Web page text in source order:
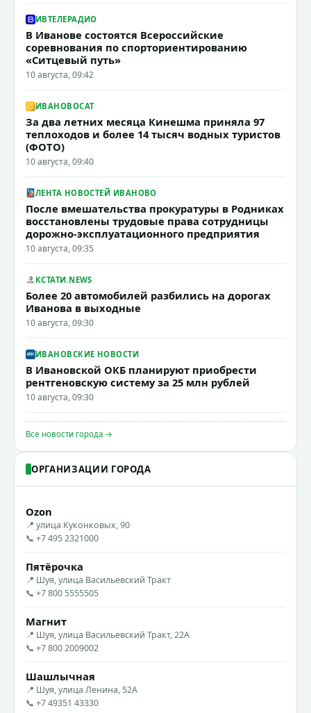
ИВТЕЛЕРАДИО
В Иванове состоятся Всероссийские
соревнования по спорториентированию
«Ситцевый путь»
10 августа, 09:42
ИВАНОВОCAT
За два летних месяца Кинешма приняла 97
теплоходов и более 14 тысяч водных туристов
(ФОТО)
10 августа, 09:40
ЛЕНТА НОВОСТЕЙ ИВАНОВО
После вмешательства прокуратуры в Родниках
восстановлены трудовые права сотрудницы
дорожно-эксплуатационного предприятия
10 августа, 09:35
КСТАТИ.NEWS
Более 20 автомобилей разбились на дорогах
Иванова в выходные
10 августа, 09:30
ИВАНОВСКИЕ НОВОСТИ
В Ивановской ОКБ планируют приобрести
рентгеновскую систему за 25 млн рублей
10 августа, 09:30
Все новости города →
ОРГАНИЗАЦИИ ГОРОДА
Ozon
📍 улица Куконковых, 90
📞 +7 495 2321000
Пятёрочка
📍 Шуя, улица Васильевский Тракт
📞 +7 800 5555505
Магнит
📍 Шуя, улица Васильевский Тракт, 22А
📞 +7 800 2009002
Шашлычная
📍 Шуя, улица Ленина, 52А
📞 +7 49351 43330